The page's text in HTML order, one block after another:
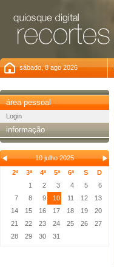
sábado, 8 ago 2026
área pessoal
Login
informação
10 julho 2025
2ª
3ª 4ª 5ª 6ª S
D
1
2 3 4 5
6
7
8 9 10 11 12
13
14
15 16 17 18 19
20
21
22 23 24 25 26
27
28
29 30 31